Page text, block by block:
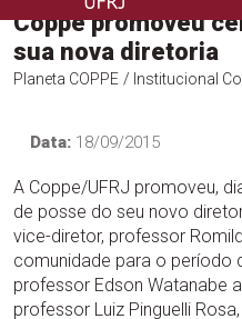
COPPE – UFRJ
Coppe promoveu
sua nova diretoria
Planeta COPPE / Institucional
Data: 18/09/2015
A Coppe/UFRJ promoveu,
de posse do seu novo
vice-diretor, professor
comunidade para o período
professor Edson Watanabe
professor Luiz Pinguelli